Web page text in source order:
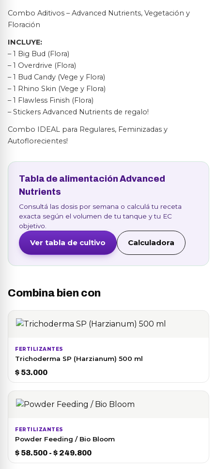
Combo Aditivos – Advanced Nutrients, Vegetación y
Floración
INCLUYE:
– 1 Big Bud (Flora)
– 1 Overdrive (Flora)
– 1 Bud Candy (Vege y Flora)
– 1 Rhino Skin (Vege y Flora)
– 1 Flawless Finish (Flora)
– Stickers Advanced Nutrients de regalo!
Combo IDEAL para Regulares, Feminizadas y
Autoflorecientes!
Tabla de alimentación Advanced
Nutrients
Consultá las dosis por semana o calculá tu receta
exacta según el volumen de tu tanque y tu EC
objetivo.
Ver tabla de cultivo Calculadora
Combina bien con
FERTILIZANTES
Trichoderma SP (Harzianum) 500 ml
$ 53.000
FERTILIZANTES
Powder Feeding / Bio Bloom
$ 58.500 - $ 249.800Rango
de